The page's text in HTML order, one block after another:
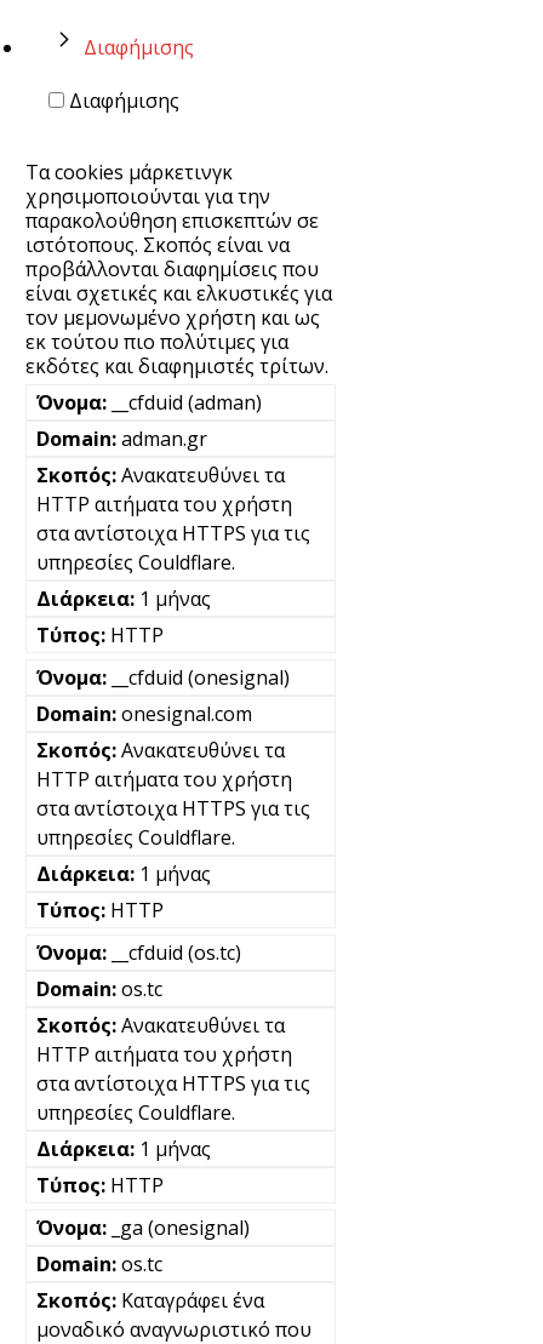
Διαφήμισης
Διαφήμισης
Τα cookies μάρκετινγκ
χρησιμοποιούνται για την
παρακολούθηση επισκεπτών σε
ιστότοπους. Σκοπός είναι να
προβάλλονται διαφημίσεις που
είναι σχετικές και ελκυστικές για
τον μεμονωμένο χρήστη και ως
εκ τούτου πιο πολύτιμες για
εκδότες και διαφημιστές τρίτων.
__cfduid (adman)
adman.gr
Ανακατευθύνει τα
HTTP αιτήματα του χρήστη
στα αντίστοιχα HTTPS για τις
υπηρεσίες Couldflare.
1 μήνας
HTTP
__cfduid (onesignal)
onesignal.com
Ανακατευθύνει τα
HTTP αιτήματα του χρήστη
στα αντίστοιχα HTTPS για τις
υπηρεσίες Couldflare.
1 μήνας
HTTP
__cfduid (os.tc)
os.tc
Ανακατευθύνει τα
HTTP αιτήματα του χρήστη
στα αντίστοιχα HTTPS για τις
υπηρεσίες Couldflare.
1 μήνας
HTTP
_ga (onesignal)
os.tc
Καταγράφει ένα
μοναδικό αναγνωριστικό που